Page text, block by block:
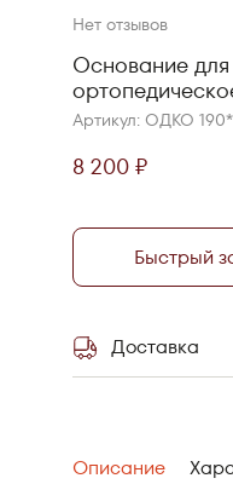
Нет отзывов
Основание
Артикул: ОДКО
8 200 ₽
Быстрый
Доставка
Описание